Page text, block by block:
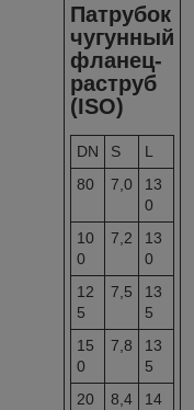
Патрубок
чугунный
фланец-
раструб
(ISO)
DN S
L
80
7,0
13
0
10
0
7,2
13
0
12
5
7,5
13
5
15
0
7,8
13
5
20
8,4
14